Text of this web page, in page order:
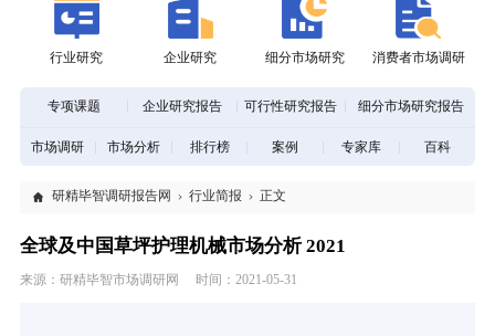
行业研究 企业研究 细分市场研究 消费者市场调研
专项课题 企业研究报告 可行性研究报告 细分市场研究报告
市场调研 市场分析 排行榜 案例 专家库 百科
研精毕智调研报告网 行业简报 正文
全球及中国草坪护理机械市场分析 2021
来源：研精毕智市场调研网 时间：2021-05-31